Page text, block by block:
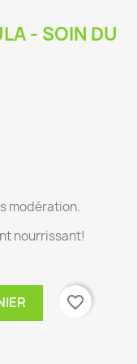
- SOIN DU
modération.
nourrissant!
favorite_border